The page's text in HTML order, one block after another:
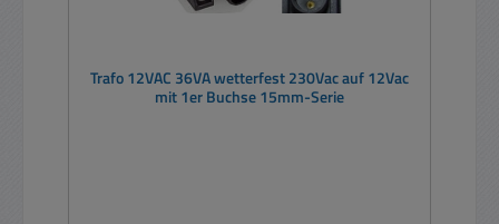
Trafo 12VAC 36VA wetterfest 230Vac auf 12Vac
mit 1er Buchse 15mm-Serie